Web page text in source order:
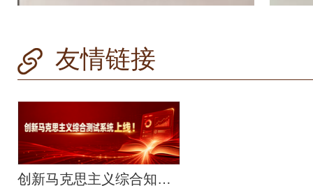
友情链接
创新马克思主义综合知识问答系统